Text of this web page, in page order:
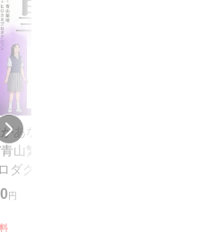
あなたを護る
山繁晴/ヒロカ
ダクション/新
円